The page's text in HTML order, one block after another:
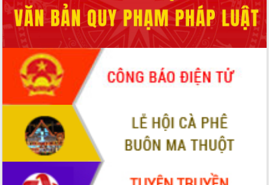
hiện nhiệm vụ quản lý tài sản công
hàng tuần
Tháo gỡ những vướng mắc, đẩy mạnh
công tác cải cách thủ tục hành chính
tại Trung tâm Phục vụ hành chính
công tỉnh
Đắk Lắk: Tôn vinh 46 giải pháp tại Hội
thi Sáng tạo Kỹ thuật 2024 - 2025
Đắk Lắk rà soát, điều chỉnh Đề án 190
về phát triển nuôi trồng thủy sản
Phó Chủ tịch UBND tỉnh Đắk Lắk
Trương Công Thái kiểm tra thực địa
Dự án cao tốc Khánh Hòa - Buôn Ma
Thuột